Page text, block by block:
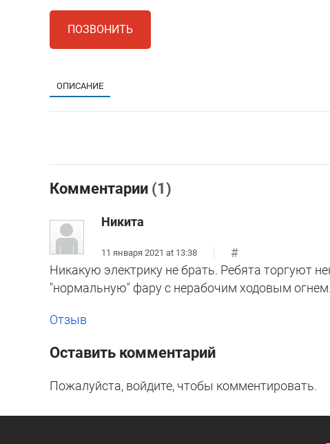
ПОЗВОНИТЬ
ОПИСАНИЕ
Комментарии (1)
Никита
11 января 2021 at 13:38
#
Никакую электрику не брать. Ребята торгуют
"нормальную" фару с нерабочим ходовым огнем.
Отзыв
Оставить комментарий
Пожалуйста, войдите, чтобы комментировать.